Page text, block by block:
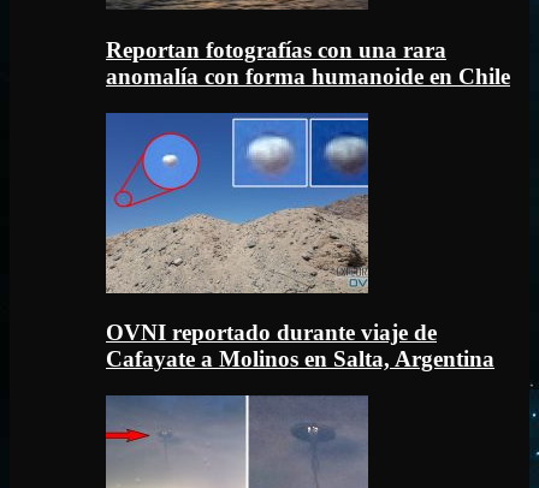
Reportan fotografías con una rara
anomalía con forma humanoide en Chile
OVNI reportado durante viaje de
Cafayate a Molinos en Salta, Argentina